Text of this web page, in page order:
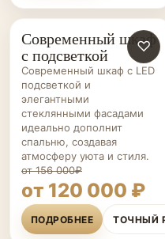
СПАЛЬНИ НА ЗАКАЗ
♡
Современный шкаф
с подсветкой
Современный шкаф с LED
подсветкой и
элегантными
стеклянными фасадами
идеально дополнит
спальню, создавая
атмосферу уюта и стиля.
от 156 000₽
от 120 000 ₽
ПОДРОБНЕЕ ТОЧНЫЙ